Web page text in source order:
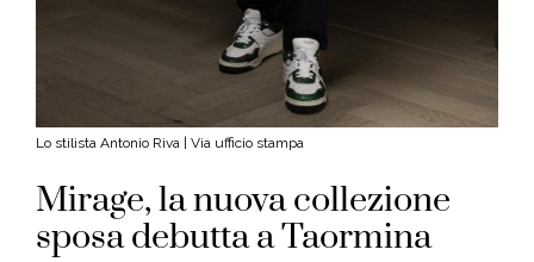
Lo stilista Antonio Riva | Via ufficio stampa
Mirage, la nuova collezione
sposa debutta a Taormina